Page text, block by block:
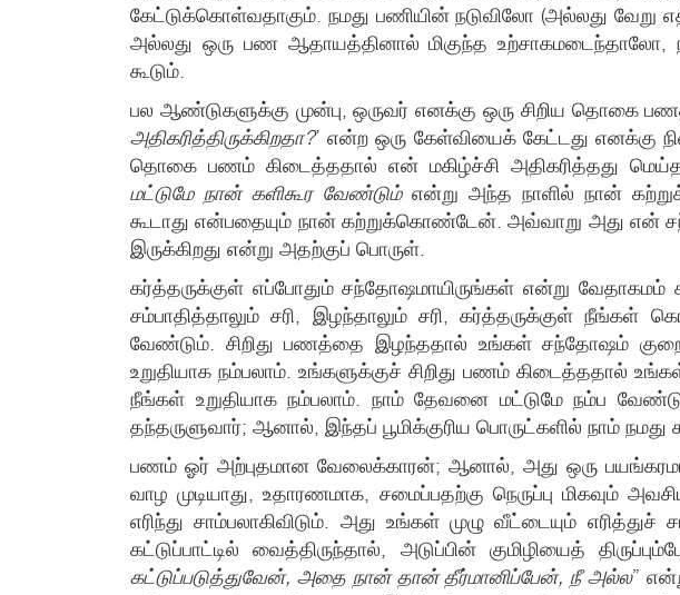
கேட்டுக்கொள்வதாகும். நமது பணியின் நடுவிலோ (அல்லது வேறு
அல்லது ஒரு பண ஆதாயத்தினால் மிகுந்த உற்சாகமடைந்தாலோ,
கூடும்.
பல ஆண்டுகளுக்கு முன்பு, ஒருவர் எனக்கு ஒரு சிறிய தொகை
அதிகரித்திருக்கிறதா?’ என்ற ஒரு கேள்வியைக் கேட்டது எனக்கு
தொகை பணம் கிடைத்ததால் என் மகிழ்ச்சி அதிகரித்தது
மட்டுமே நான் களிகூர வேண்டும்என்று அந்த நாளில் நான்
கூடாது என்பதையும் நான் கற்றுக்கொண்டேன். அவ்வாறு அது
இருக்கிறது என்று அதற்குப் பொருள்.
கர்த்தருக்குள் எப்போதும் சந்தோஷமாயிருங்கள் என்று வேதாகமம்
சம்பாதித்தாலும் சரி, இழந்தாலும் சரி, கர்த்தருக்குள்
வேண்டும். சிறிது பணத்தை இழந்ததால் உங்கள் சந்தோஷம்
உறுதியாக நம்பலாம். உங்களுக்குச் சிறிது பணம் கிடைத்ததால்
நீங்கள் உறுதியாக நம்பலாம். நாம் தேவனை மட்டுமே நம்ப
தந்தருளுவார்; ஆனால், இந்தப் பூமிக்குரிய பொருட்களில் நாம்
பணம் ஓர் அற்புதமான வேலைக்காரன்; ஆனால், அது ஒரு
வாழ முடியாது, உதாரணமாக, சமைப்பதற்கு நெருப்பு மிகவும்
எரிந்து சாம்பலாகிவிடும். அது உங்கள் முழு வீட்டையும்
கட்டுப்பாட்டில் வைத்திருந்தால், அடுப்பின் குமிழியைத்
கட்டுப்படுத்துவேன், அதை நான் தான் தீர்மானிப்பேன், நீ அல்ல”